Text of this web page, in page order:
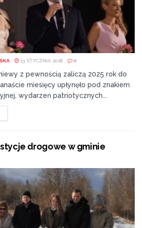
13 STYCZNIA 2026 0
z pewnością zaliczą 2025 rok do
miesięcy upłynęło pod znakiem
wydarzeń patriotycznych...
drogowe w gminie